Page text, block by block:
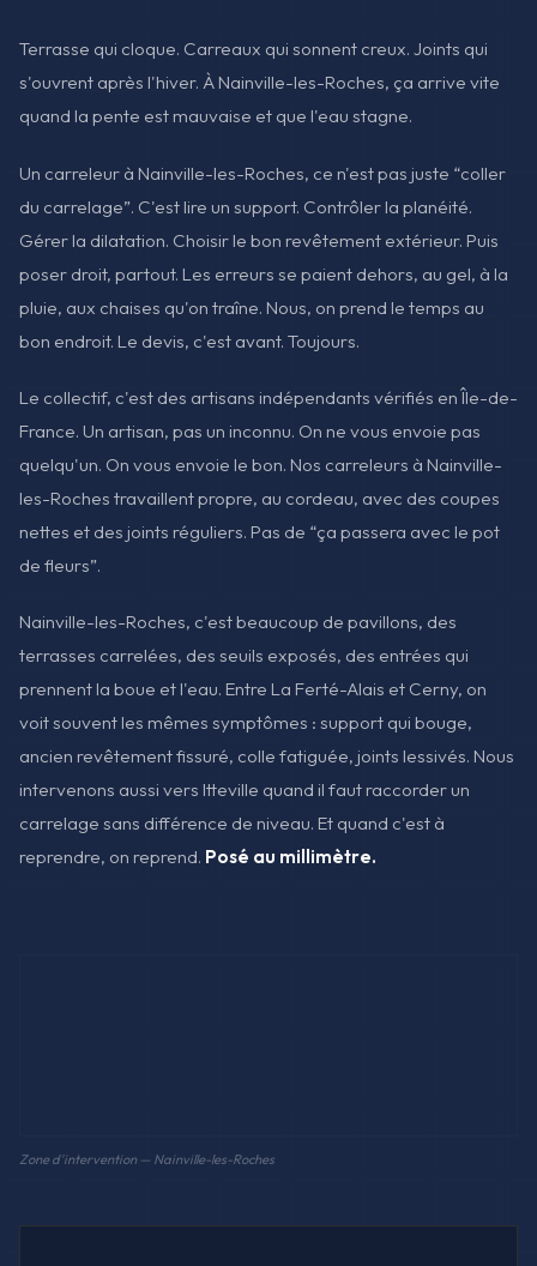
Terrasse qui cloque. Carreaux qui sonnent creux. Joints qui
s'ouvrent après l'hiver. À Nainville-les-Roches, ça arrive vite
quand la pente est mauvaise et que l'eau stagne.
Un carreleur à Nainville-les-Roches, ce n'est pas juste “coller
du carrelage”. C'est lire un support. Contrôler la planéité.
Gérer la dilatation. Choisir le bon revêtement extérieur. Puis
poser droit, partout. Les erreurs se paient dehors, au gel, à la
pluie, aux chaises qu'on traîne. Nous, on prend le temps au
bon endroit. Le devis, c'est avant. Toujours.
Le collectif, c'est des artisans indépendants vérifiés en Île-de-
France. Un artisan, pas un inconnu. On ne vous envoie pas
quelqu'un. On vous envoie le bon. Nos carreleurs à Nainville-
les-Roches travaillent propre, au cordeau, avec des coupes
nettes et des joints réguliers. Pas de “ça passera avec le pot
de fleurs”.
Nainville-les-Roches, c'est beaucoup de pavillons, des
terrasses carrelées, des seuils exposés, des entrées qui
prennent la boue et l'eau. Entre La Ferté-Alais et Cerny, on
voit souvent les mêmes symptômes : support qui bouge,
ancien revêtement fissuré, colle fatiguée, joints lessivés. Nous
intervenons aussi vers Itteville quand il faut raccorder un
carrelage sans différence de niveau. Et quand c'est à
reprendre, on reprend. Posé au millimètre.
Zone d'intervention — Nainville-les-Roches